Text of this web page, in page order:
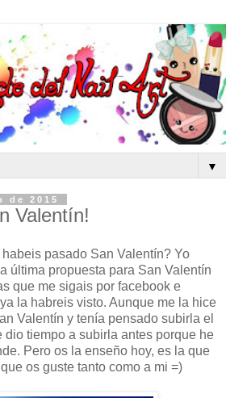
▼
de 2015
Valentín!
pasado San Valentín? Yo
última propuesta para San Valentín
que me sigais por facebook e
la habreis visto. Aunque me la hice
Valentín y tenía pensado subirla el
dio tiempo a subirla antes porque he
Pero os la enseño hoy, es la que
os guste tanto como a mi =)